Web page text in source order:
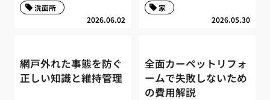
2026.06.02
洗面所
2026.05.30
家
網戸外れた事態を防ぐ
正しい知識と維持管理
全面カーペットリフォ
ームで失敗しないため
の費用解説